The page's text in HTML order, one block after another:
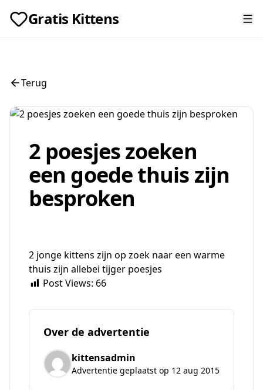
Gratis Kittens
Terug
2 poesjes zoeken
een goede thuis zijn
besproken
2 jonge kittens zijn op zoek naar een warme
thuis zijn allebei tijger poesjes
Post Views: 66
Over de advertentie
kittensadmin
Advertentie geplaatst op 12 aug 2015